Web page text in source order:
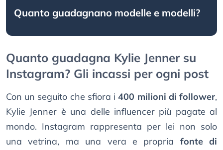
Quanto guadagnano modelle e modelli?
Quanto guadagna Kylie Jenner su
Instagram? Gli incassi per ogni post
Con un seguito che sfiora i400 milioni di follower,
Kylie Jenner è una delle influencer più pagate al
mondo. Instagram rappresenta per lei non solo
una vetrina, ma una vera e propria fonte di